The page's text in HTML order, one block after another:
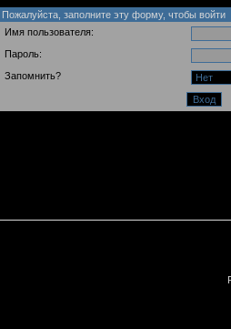
Пожалуйста, заполните эту форму, чтобы войти
Имя пользователя:
Пароль:
Запомнить?